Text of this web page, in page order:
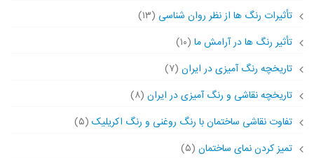
تأثیرات رنگ ها از نظر روان شناسی (۱۳)
تأثیر رنگ ها در آرامش ما (۱۰)
تاریخچه رنگ آمیزی در ایران (۷)
تاریخچه نقاشی و رنگ آمیزی در ایران (۸)
تفاوت نقاشی ساختمان با رنگ روغنی و رنگ اکریلیک (۵)
تمیز کردن نمای ساختمان (۵)